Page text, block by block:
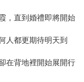
，直到婚禮即將開始
人都更期待明天到
在背地裡開始展開行